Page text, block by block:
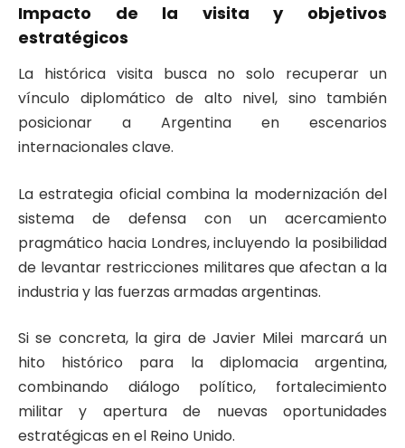
Impacto de la visita y objetivos
estratégicos
La histórica visita busca no solo recuperar un
vínculo diplomático de alto nivel, sino también
posicionar a Argentina en escenarios
internacionales clave.
La estrategia oficial combina la modernización del
sistema de defensa con un acercamiento
pragmático hacia Londres, incluyendo la posibilidad
de levantar restricciones militares que afectan a la
industria y las fuerzas armadas argentinas.
Si se concreta, la gira de Javier Milei marcará un
hito histórico para la diplomacia argentina,
combinando diálogo político, fortalecimiento
militar y apertura de nuevas oportunidades
estratégicas en el Reino Unido.